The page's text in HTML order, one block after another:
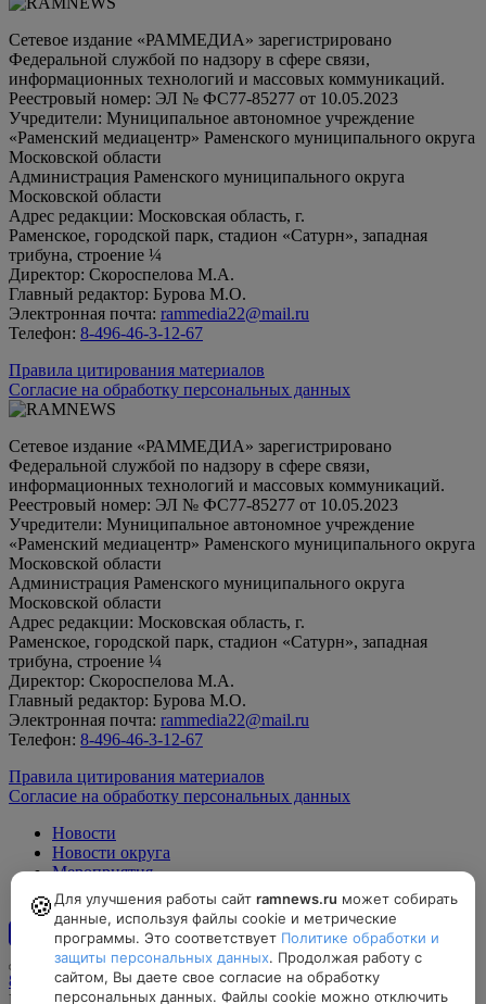
Сетевое издание «РАММЕДИА» зарегистрировано
Федеральной службой по надзору в сфере связи,
информационных технологий и массовых коммуникаций.
Реестровый номер: ЭЛ № ФС77-85277 от 10.05.2023
Учредители: Муниципальное автономное учреждение
«Раменский медиацентр» Раменского муниципального округа
Московской области
Администрация Раменского муниципального округа
Московской области
Адрес редакции: Московская область, г.
Раменское, городской парк, стадион «Сатурн», западная
трибуна, строение ¼
Директор: Скороспелова М.А.
Главный редактор: Бурова М.О.
Электронная почта: rammedia22@mail.ru
Телефон: 8-496-46-3-12-67
Правила цитирования материалов
Согласие на обработку персональных данных
Сетевое издание «РАММЕДИА» зарегистрировано
Федеральной службой по надзору в сфере связи,
информационных технологий и массовых коммуникаций.
Реестровый номер: ЭЛ № ФС77-85277 от 10.05.2023
Учредители: Муниципальное автономное учреждение
«Раменский медиацентр» Раменского муниципального округа
Московской области
Администрация Раменского муниципального округа
Московской области
Адрес редакции: Московская область, г.
Раменское, городской парк, стадион «Сатурн», западная
трибуна, строение ¼
Директор: Скороспелова М.А.
Главный редактор: Бурова М.О.
Электронная почта: rammedia22@mail.ru
Телефон: 8-496-46-3-12-67
Правила цитирования материалов
Согласие на обработку персональных данных
Новости
Новости округа
Мероприятия
Официально
12+
8-496-46-3-12-67, rammedia22@mail.ru
Московская область, г. Раменское, городской парк, стадион
🍪 Для улучшения работы сайт ramnews.ru может собирать
данные, используя файлы cookie и метрические
программы. Это соответствует Политике обработки и
защиты персональных данных. Продолжая работу с
сайтом, Вы даете свое согласие на обработку
персональных данных. Файлы cookie можно отключить